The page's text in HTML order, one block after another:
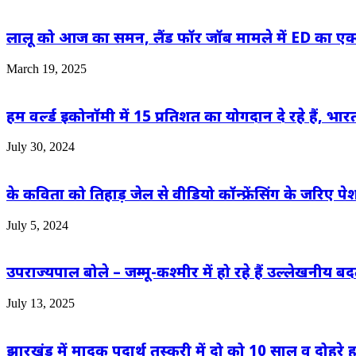
लालू को आज का समन, लैंड फॉर जॉब मामले में ED का
March 19, 2025
हम वर्ल्ड इकोनॉमी में 15 प्रतिशत का योगदान दे रहे हैं,
July 30, 2024
के कविता को तिहाड़ जेल से वीडियो कॉन्फ्रेंसिंग के जरिए
July 5, 2024
उपराज्यपाल बोले – जम्मू-कश्मीर में हो रहे हैं उल्लेखनीय
July 13, 2025
झारखंड में मादक पदार्थ तस्करी में दो को 10 साल व दोहरे